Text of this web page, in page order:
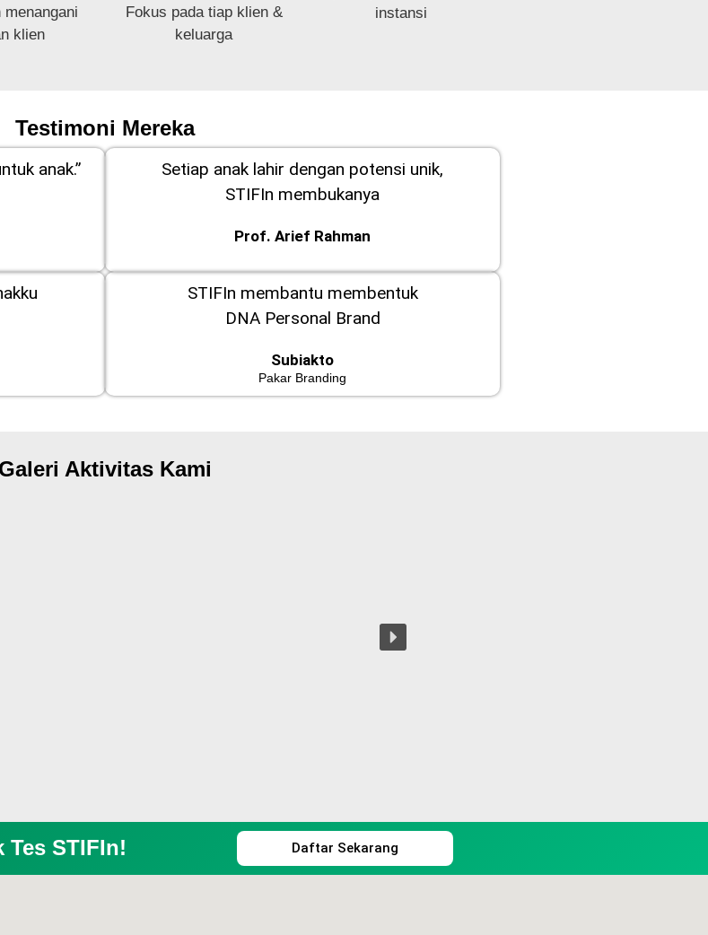
menangani
klien
Fokus pada tiap klien &
keluarga
instansi
Testimoni Mereka
anak.”
Setiap anak lahir dengan potensi unik,
STIFIn membukanya
Prof. Arief Rahman
STIFIn membantu membentuk
DNA Personal Brand
Subiakto
Pakar Branding
Galeri Aktivitas Kami
Tes STIFIn! Daftar Sekarang